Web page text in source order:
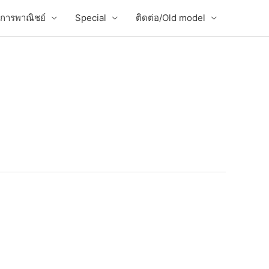
การพาณิชย์ Special ติดต่อ/Old model